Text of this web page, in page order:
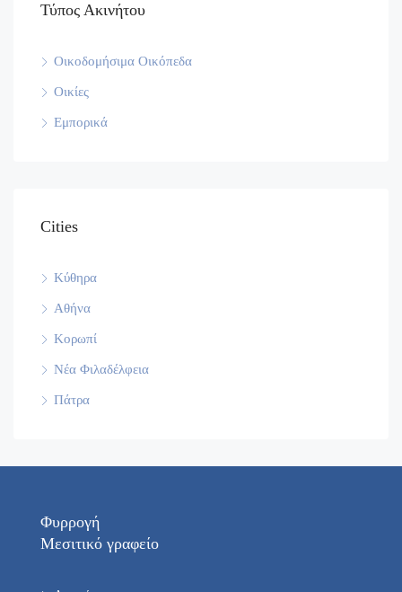
Τύπος Ακινήτου
Οικοδομήσιμα Οικόπεδα
Οικίες
Εμπορικά
Cities
Κύθηρα
Αθήνα
Κορωπί
Νέα Φιλαδέλφεια
Πάτρα
Φυρρογή
Μεσιτικό γραφείο